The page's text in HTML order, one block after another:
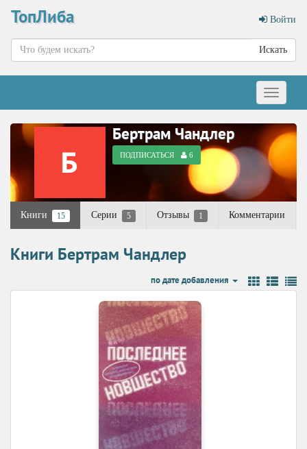
ТопЛиба Войти
Искать
Меню
Бертрам Чандлер
ПОДПИСАТЬСЯ 6
Книги 15 Серии 5 Отзывы 1 Комментарии
Книги Бертрам Чандлер
по дате добавления